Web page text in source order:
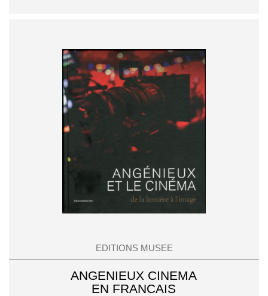
EDITIONS MUSEE
ANGENIEUX CINEMA
EN FRANCAIS